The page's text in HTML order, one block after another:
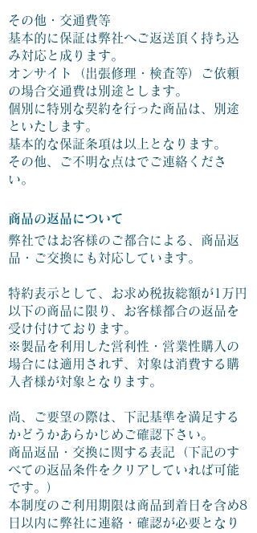
その他・交通費等
基本的に保証は弊社へご返送頂く持ち込
み対応と成ります。
オンサイト（出張修理・検査等）ご依頼
の場合交通費は別途とします。
個別に特別な契約を行った商品は、別途
といたします。
基本的な保証条項は以上となります。
その他、ご不明な点はでご連絡くださ
い。
商品の返品について
弊社ではお客様のご都合による、商品返
品・ご交換にも対応しています。
特約表示として、お求め税抜総額が1万円
以下の商品に限り、お客様都合の返品を
受け付けております。
※製品を利用した営利性・営業性購入の
場合には適用されず、対象は消費する購
入者様が対象となります。
尚、ご要望の際は、下記基準を満足する
かどうかあらかじめご確認下さい。
商品返品・交換に関する表記（下記のす
べての返品条件をクリアしていれば可能
です。）
本制度のご利用期限は商品到着日を含め8
日以内に弊社に連絡・確認が必要となり